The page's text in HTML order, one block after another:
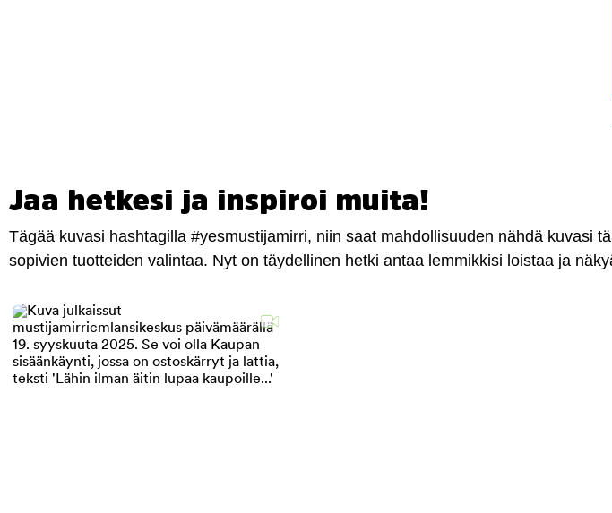
Jaa hetkesi ja inspiroi muita!
Tägää kuvasi hashtagilla #yesmustijamirri, niin saat mahdollisuuden nähdä kuvasi
sopivien tuotteiden valintaa. Nyt on täydellinen hetki antaa lemmikkisi loistaa ja